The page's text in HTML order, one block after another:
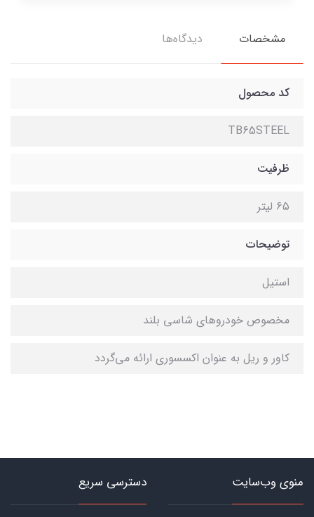
مشخصات دیدگاه‌ها
کد محصول
TB65STEEL
ظرفیت
65 لیتر
توضیحات
استیل
مخصوص خودروهای شاسی بلند
کاور و ریل به عنوان اکسسوری ارائه می‌گردد
منوی وب‌سایت دسترسی سریع